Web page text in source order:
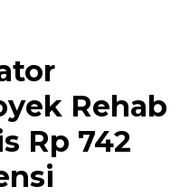
Rehab
Rp 742